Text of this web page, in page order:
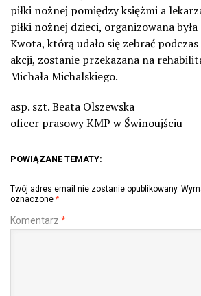
piłki nożnej pomiędzy księżmi a
piłki nożnej dzieci, organizowana
Kwota, którą udało się zebrać
akcji, zostanie przekazana na
Michała Michalskiego.
asp. szt. Beata Olszewska
oficer prasowy KMP w Świnoujściu
POWIĄZANE TEMATY:
Twój adres email nie zostanie opublikowany.
oznaczone *
Komentarz *